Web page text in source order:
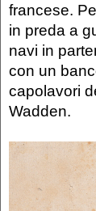
francese.
in preda a
navi in
con un
capolavori
Wadden.